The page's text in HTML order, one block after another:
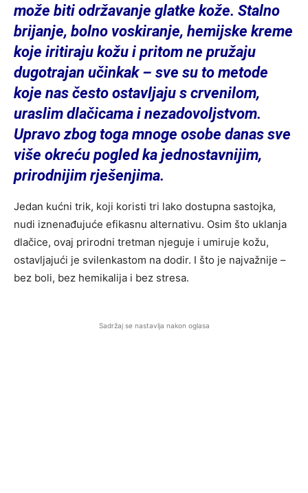
može biti održavanje glatke kože. Stalno
brijanje, bolno voskiranje, hemijske kreme
koje iritiraju kožu i pritom ne pružaju
dugotrajan učinkak – sve su to metode
koje nas često ostavljaju s crvenilom,
uraslim dlačicama i nezadovoljstvom.
Upravo zbog toga mnoge osobe danas sve
više okreću pogled ka jednostavnijim,
prirodnijim rješenjima.
Jedan kućni trik, koji koristi tri lako dostupna sastojka,
nudi iznenađujuće efikasnu alternativu. Osim što uklanja
dlačice, ovaj prirodni tretman njeguje i umiruje kožu,
ostavljajući je svilenkastom na dodir. I što je najvažnije –
bez boli, bez hemikalija i bez stresa.
Sadržaj se nastavlja nakon oglasa